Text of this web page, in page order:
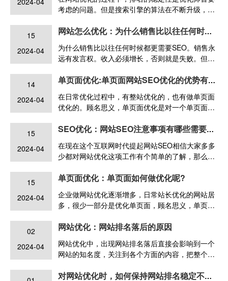
考虑的问题。但是搜索引擎的算法在不断升级，竞
站排名更加稳定呢？
15
2024-04
网站怎么优化：为什么销售比以往任何时候都更需要SEO
为什么销售比以往任何时候都更需要SEO。销售永
远有发言权。收入必须增长，否则就是失败。但是
彻底改变。
14
2024-04
单页面优化:单页面网站SEO优化的优势有哪些？
在日常优化过程中，有整站优化的，也有做单页面
优化的。顾名思义，单页面优化是对一个单页面的
和代码组成的纯静态的HTML页面。很少有人会
为单页面的网站就只有一个页面，没有类目、标签
之类的，而且无法进行内容的更新，优化难度很大
15
2024-04
SEO优化：网站SEO注意事项有哪些需要注意的呢？
在现在这个互联网时代提起网站SEO相信大家多多
少都对网站优化这项工作有个简单的了解，那么下
15
2024-04
单页面优化：单页面如何做优化呢?
企业做网站优化逐渐增多，日常站长优化的网站居
多，很少一部分是优化单页面，顾名思义，单页面
关键词优化上去，即网站的某一部分仅由一个页面
面可以传递权重。
02
2024-04
网站优化：网站排名落后的原因
网站优化中，出现网站排名落后直接会影响到一个
网站的知名度，关注到各个方面的内容，把整个的
详细讲解下。
对网站优化时，如何保持网站排名稳定不出现下降？